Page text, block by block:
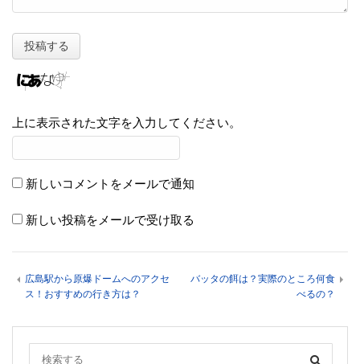
上に表示された文字を入力してください。
新しいコメントをメールで通知
新しい投稿をメールで受け取る
広島駅から原爆ドームへのアクセ
ス！おすすめの行き方は？
バッタの餌は？実際のところ何食
べるの？